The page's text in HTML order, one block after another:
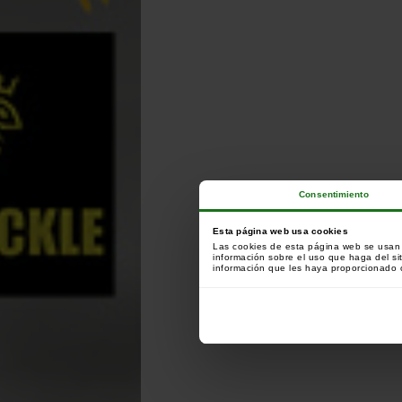
Consentimiento
Esta página web usa cookies
Las cookies de esta página web se
información sobre el uso que haga del
información que les haya